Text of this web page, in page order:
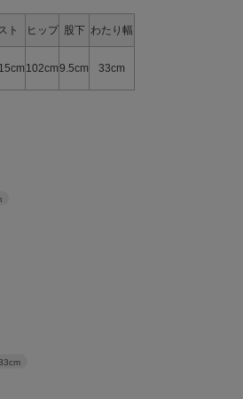
ト ヒップ 股下 わたり幅
102cm9.5cm 33cm